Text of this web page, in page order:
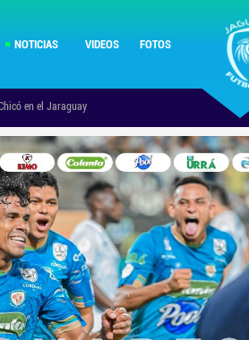
contenido
NOTICIAS VIDEOS FOTOS
en el Jaraguay